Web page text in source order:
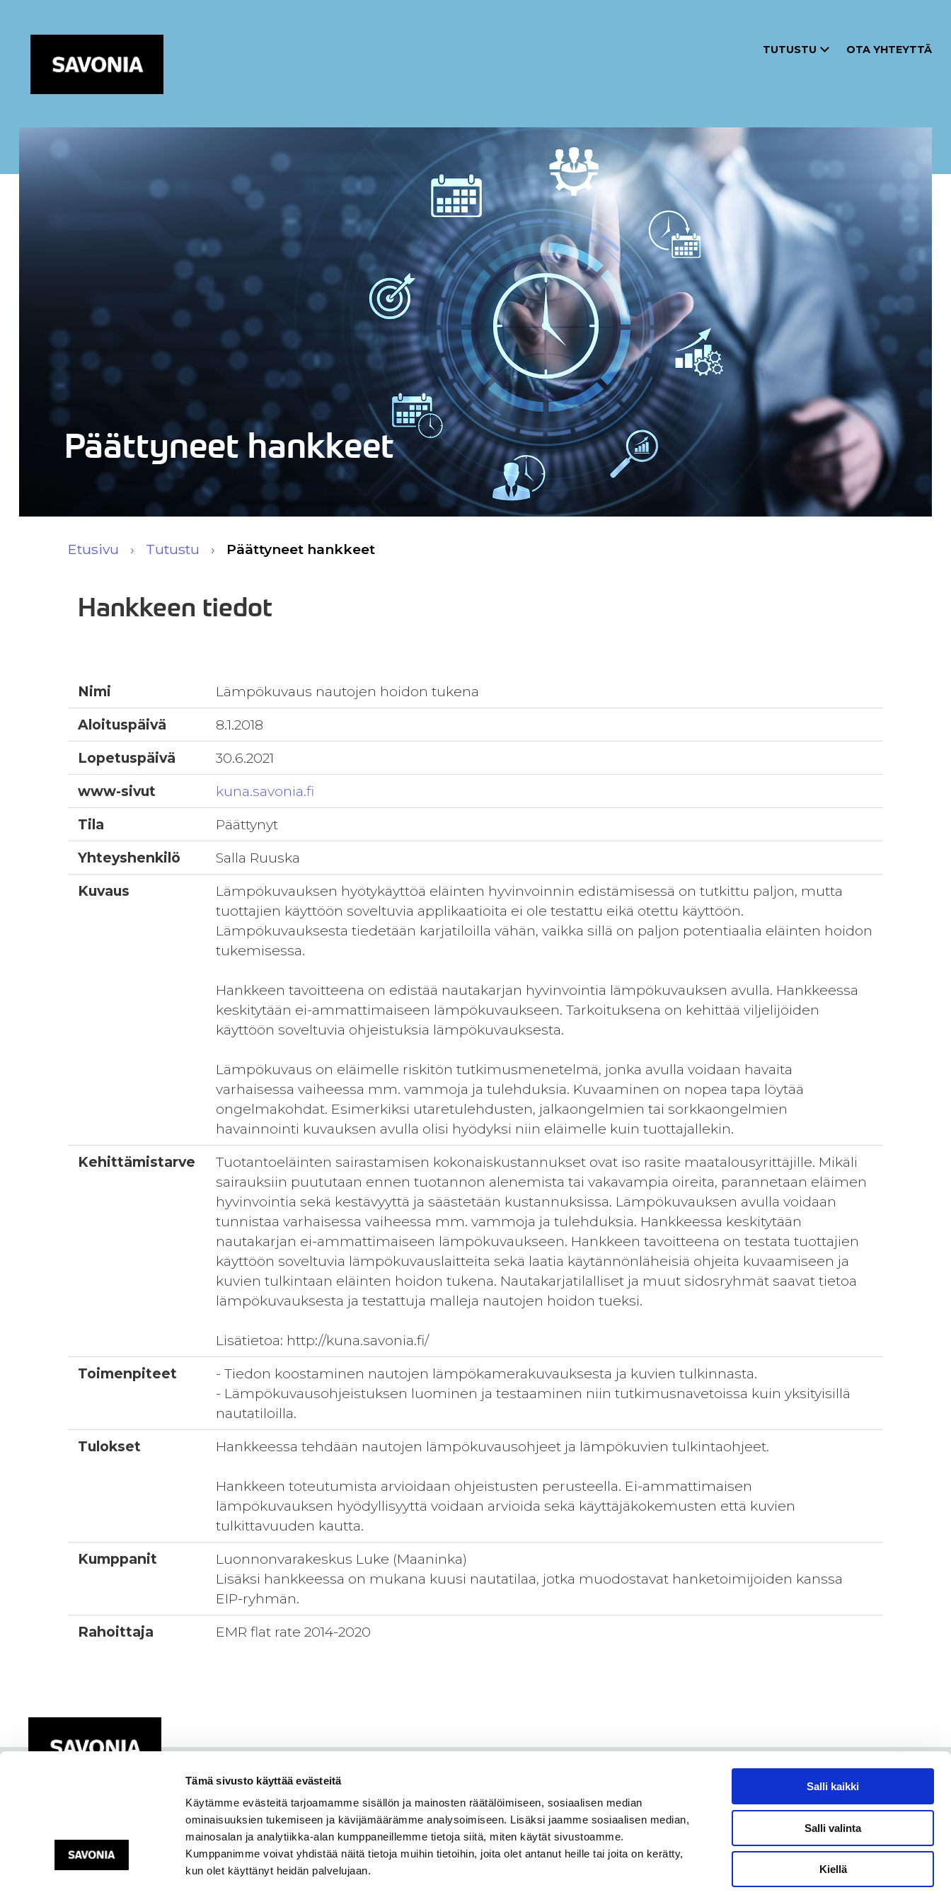
Tämä sivusto käyttää evästeitä
Käytämme evästeitä tarjoamamme sisällön ja mainosten räätälöimiseen, sosiaalisen median
ominaisuuksien tukemiseen ja kävijämäärämme analysoimiseen. Lisäksi jaamme sosiaalisen median,
mainosalan ja analytiikka-alan kumppaneillemme tietoja siitä, miten käytät sivustoamme.
Kumppanimme voivat yhdistää näitä tietoja muihin tietoihin, joita olet antanut heille tai joita on kerätty,
kun olet käyttänyt heidän palvelujaan.
Salli kaikki
Salli valinta
Kiellä
TUTUSTU OTA YHTEYTTÄ
Päättyneet hankkeet
Etusivu Tutustu Päättyneet hankkeet
Hankkeen tiedot
Nimi
Lämpökuvaus nautojen hoidon tukena
Aloituspäivä
8.1.2018
Lopetuspäivä
30.6.2021
www-sivut
kuna.savonia.fi
Tila
Päättynyt
Yhteyshenkilö
Salla Ruuska
Kuvaus
Lämpökuvauksen hyötykäyttöä eläinten hyvinvoinnin edistämisessä on tutkittu paljon, mutta
tuottajien käyttöön soveltuvia applikaatioita ei ole testattu eikä otettu käyttöön.
Lämpökuvauksesta tiedetään karjatiloilla vähän, vaikka sillä on paljon potentiaalia eläinten hoidon
tukemisessa.
Hankkeen tavoitteena on edistää nautakarjan hyvinvointia lämpökuvauksen avulla. Hankkeessa
keskitytään ei-ammattimaiseen lämpökuvaukseen. Tarkoituksena on kehittää viljelijöiden
käyttöön soveltuvia ohjeistuksia lämpökuvauksesta.
Lämpökuvaus on eläimelle riskitön tutkimusmenetelmä, jonka avulla voidaan havaita
varhaisessa vaiheessa mm. vammoja ja tulehduksia. Kuvaaminen on nopea tapa löytää
ongelmakohdat. Esimerkiksi utaretulehdusten, jalkaongelmien tai sorkkaongelmien
havainnointi kuvauksen avulla olisi hyödyksi niin eläimelle kuin tuottajallekin.
Kehittämistarve
Tuotantoeläinten sairastamisen kokonaiskustannukset ovat iso rasite maatalousyrittäjille. Mikäli
sairauksiin puututaan ennen tuotannon alenemista tai vakavampia oireita, parannetaan eläimen
hyvinvointia sekä kestävyyttä ja säästetään kustannuksissa. Lämpökuvauksen avulla voidaan
tunnistaa varhaisessa vaiheessa mm. vammoja ja tulehduksia. Hankkeessa keskitytään
nautakarjan ei-ammattimaiseen lämpökuvaukseen. Hankkeen tavoitteena on testata tuottajien
käyttöön soveltuvia lämpökuvauslaitteita sekä laatia käytännönläheisiä ohjeita kuvaamiseen ja
kuvien tulkintaan eläinten hoidon tukena. Nautakarjatilalliset ja muut sidosryhmät saavat tietoa
lämpökuvauksesta ja testattuja malleja nautojen hoidon tueksi.
Lisätietoa: http://kuna.savonia.fi/
Toimenpiteet
- Tiedon koostaminen nautojen lämpökamerakuvauksesta ja kuvien tulkinnasta.
- Lämpökuvausohjeistuksen luominen ja testaaminen niin tutkimusnavetoissa kuin yksityisillä
nautatiloilla.
Tulokset
Hankkeessa tehdään nautojen lämpökuvausohjeet ja lämpökuvien tulkintaohjeet.
Hankkeen toteutumista arvioidaan ohjeistusten perusteella. Ei-ammattimaisen
lämpökuvauksen hyödyllisyyttä voidaan arvioida sekä käyttäjäkokemusten että kuvien
tulkittavuuden kautta.
Kumppanit
Luonnonvarakeskus Luke (Maaninka)
Lisäksi hankkeessa on mukana kuusi nautatilaa, jotka muodostavat hanketoimijoiden kanssa
EIP-ryhmän.
Rahoittaja
EMR flat rate 2014-2020